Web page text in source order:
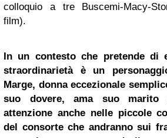
colloquio a tre Buscemi-Macy-
film).
In un contesto che pretende di
straordinarietà è un
Marge, donna eccezionale
suo dovere, ama suo
attenzione anche nelle piccole
del consorte che andranno sui